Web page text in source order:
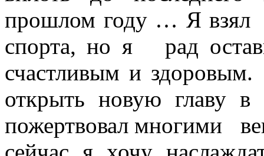
прошлом году … Я взял
спорта, но я рад
счастливым и
открыть новую
пожертвовал многими